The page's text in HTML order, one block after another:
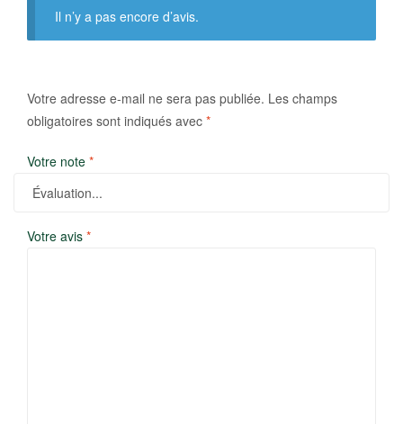
Il n’y a pas encore d’avis.
Votre adresse e-mail ne sera pas publiée. Les champs
obligatoires sont indiqués avec *
Votre note *
Votre avis *